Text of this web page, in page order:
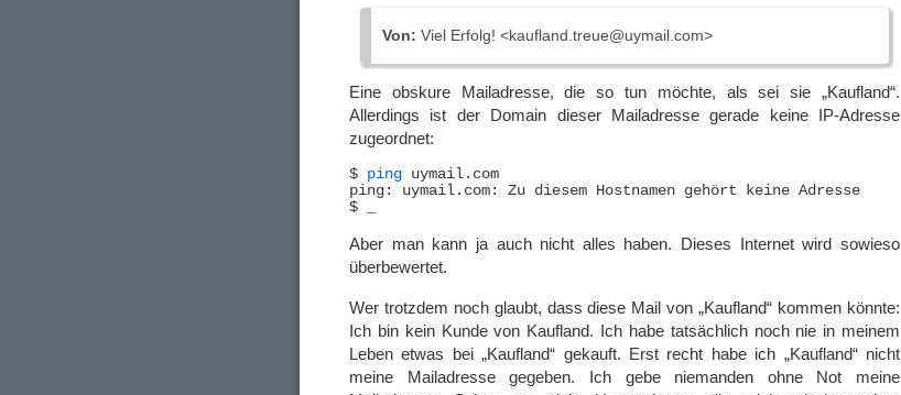
Von: Viel Erfolg! <kaufland.treue@uymail.com>
Eine obskure Mailadresse, die so tun möchte, als sei sie „Kaufland“.
Allerdings ist der Domain dieser Mailadresse gerade keine IP-Adresse
zugeordnet:
$ ping uymail.com
ping: uymail.com: Zu diesem Hostnamen gehört keine Adresse
Aber man kann ja auch nicht alles haben. Dieses Internet wird sowieso
überbewertet.
Wer trotzdem noch glaubt, dass diese Mail von „Kaufland“ kommen könnte:
Ich bin kein Kunde von Kaufland. Ich habe tatsächlich noch nie in meinem
Leben etwas bei „Kaufland“ gekauft. Erst recht habe ich „Kaufland“ nicht
meine Mailadresse gegeben. Ich gebe niemanden ohne Not meine